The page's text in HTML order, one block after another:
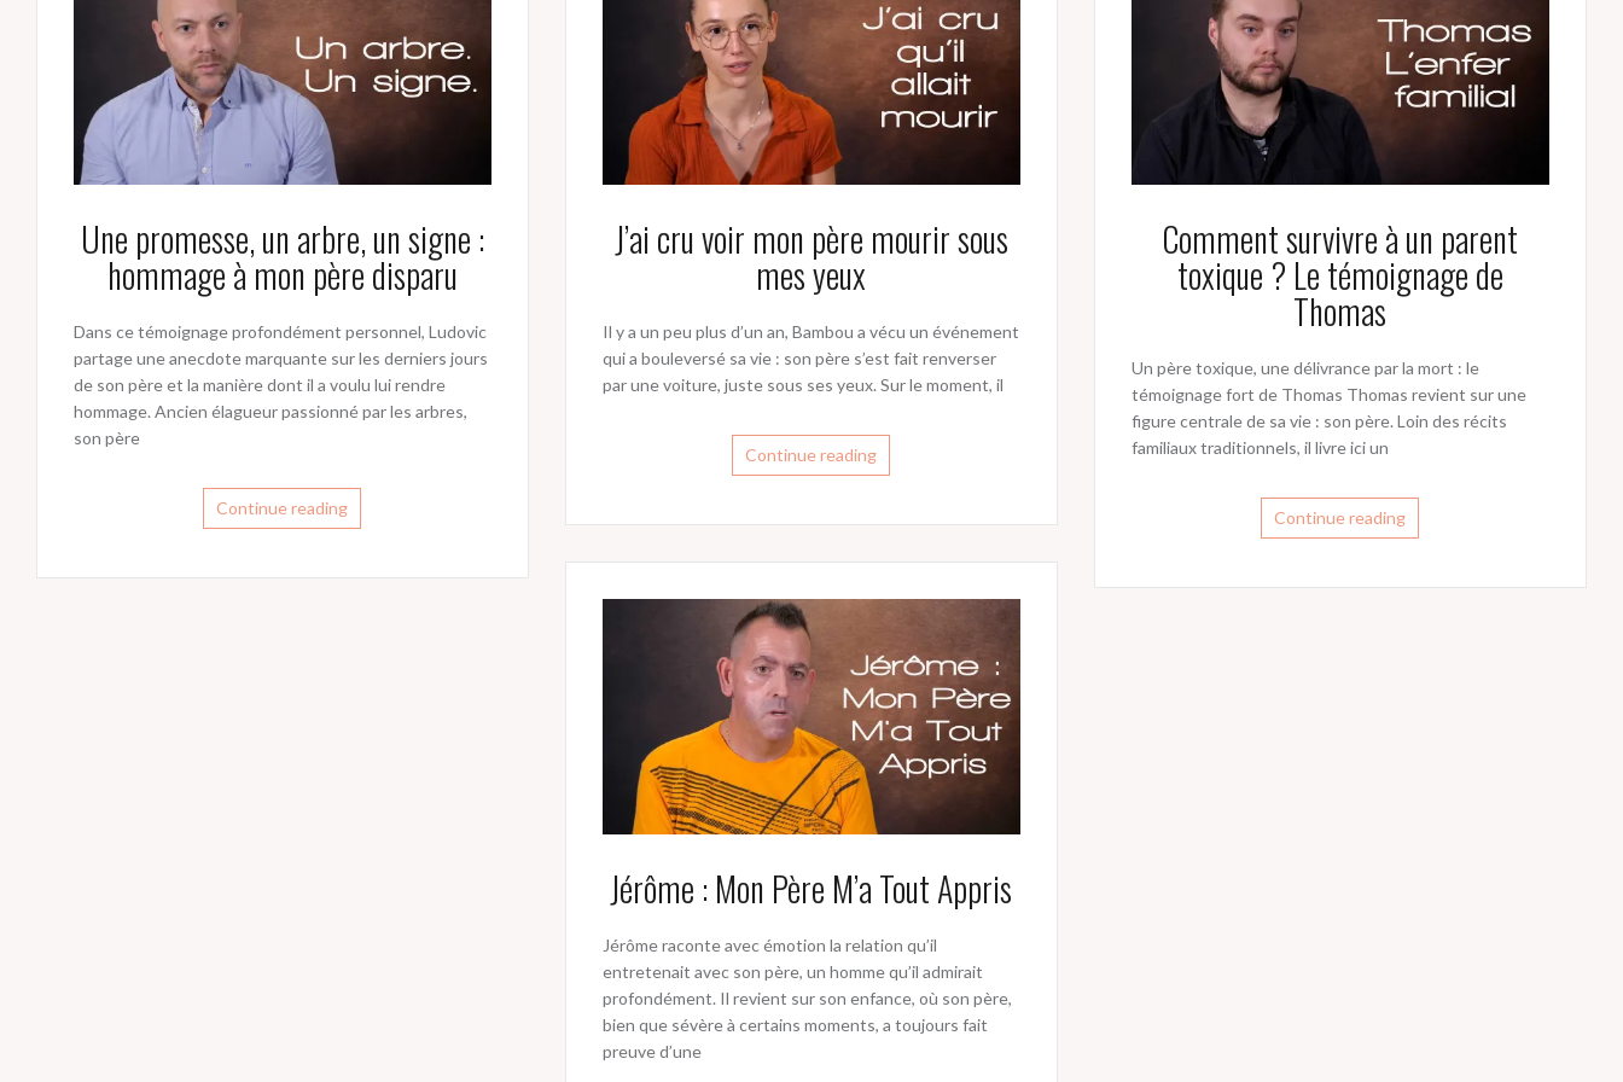
Une promesse, un arbre, un signe :
hommage à mon père disparu
Dans ce témoignage profondément personnel, Ludovic
partage une anecdote marquante sur les derniers jours
de son père et la manière dont il a voulu lui rendre
hommage. Ancien élagueur passionné par les arbres,
son père
Continue reading
J’ai cru voir mon père mourir sous
mes yeux
Il y a un peu plus d’un an, Bambou a vécu un événement
qui a bouleversé sa vie : son père s’est fait renverser
par une voiture, juste sous ses yeux. Sur le moment, il
Continue reading
Comment survivre à un parent
toxique ? Le témoignage de
Thomas
Un père toxique, une délivrance par la mort : le
témoignage fort de Thomas Thomas revient sur une
figure centrale de sa vie : son père. Loin des récits
familiaux traditionnels, il livre ici un
Continue reading
Jérôme : Mon Père M’a Tout Appris
Jérôme raconte avec émotion la relation qu’il
entretenait avec son père, un homme qu’il admirait
profondément. Il revient sur son enfance, où son père,
bien que sévère à certains moments, a toujours fait
preuve d’une